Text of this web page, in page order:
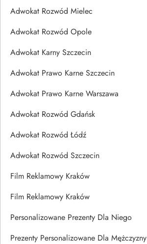
Adwokat Rozwód Mielec
Adwokat Rozwód Opole
Adwokat Karny Szczecin
Adwokat Prawo Karne Szczecin
Adwokat Prawo Karne Warszawa
Adwokat Rozwód Gdańsk
Adwokat Rozwód Łódź
Adwokat Rozwód Szczecin
Film Reklamowy Kraków
Film Reklamowy Kraków
Personalizowane Prezenty Dla Niego
Prezenty Personalizowane Dla Mężczyzny